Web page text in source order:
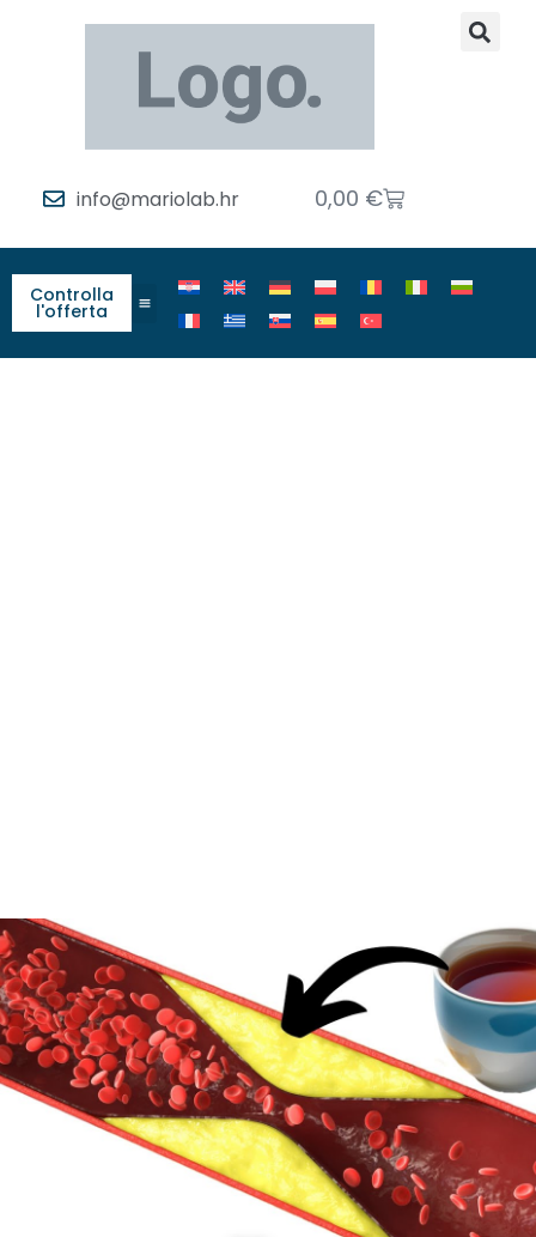
info@mariolab.hr 0,00 €
Controlla
l'offerta